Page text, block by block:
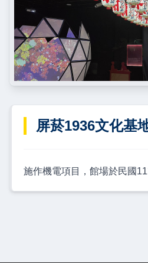
屏菸1936文化基
施作機電項目，館場於民國